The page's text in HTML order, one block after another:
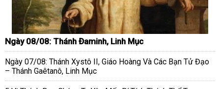
Ngày 08/08: Thánh Đaminh, Linh Mục
Ngày 07/08: Thánh Xystô II, Giáo Hoàng Và Các Bạn Tử Đạo
– Thánh Gaêtanô, Linh Mục